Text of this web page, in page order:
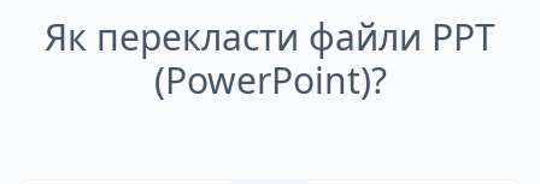
Як перекласти файли PPT
(PowerPoint)?